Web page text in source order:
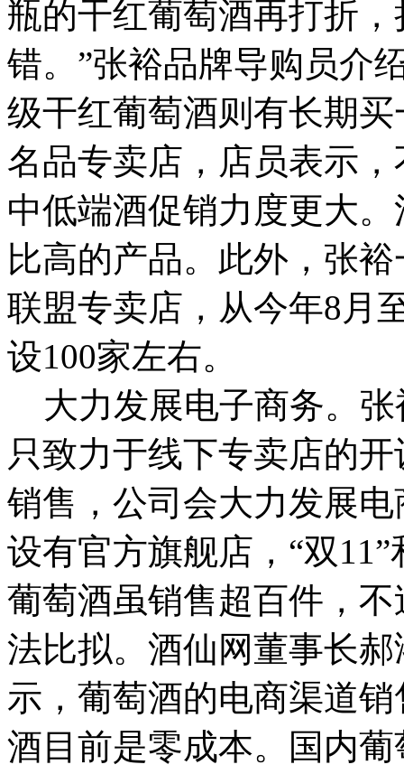
瓶的干红葡萄酒再打折
错。”张裕品牌导购员介
级干红葡萄酒则有长期
名品专卖店，店员表示
中低端酒促销力度更大
比高的产品。此外，张
联盟专卖店，从今年8月
设100家左右。
大力发展电子商务。张
只致力于线下专卖店的
销售，公司会大力发展
设有官方旗舰店，“双
葡萄酒虽销售超百件，
法比拟。酒仙网董事长
示，葡萄酒的电商渠道
酒目前是零成本。国内